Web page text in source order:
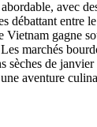
pour